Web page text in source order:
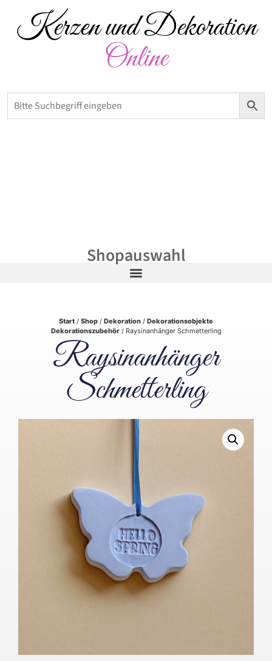
Kerzen und Dekoration
Online
Shopauswahl
Start / Shop / Dekoration / Dekorationsobjekte
Dekorationszubehör/ Raysinanhänger Schmetterling
Raysinanhänger
Schmetterling